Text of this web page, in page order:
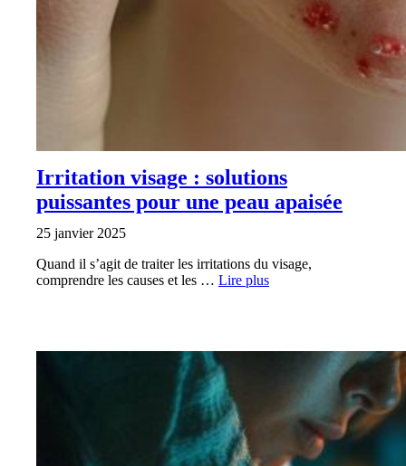
Irritation visage : solutions
puissantes pour une peau apaisée
25 janvier 2025
Quand il s’agit de traiter les irritations du visage,
comprendre les causes et les … Lire plus